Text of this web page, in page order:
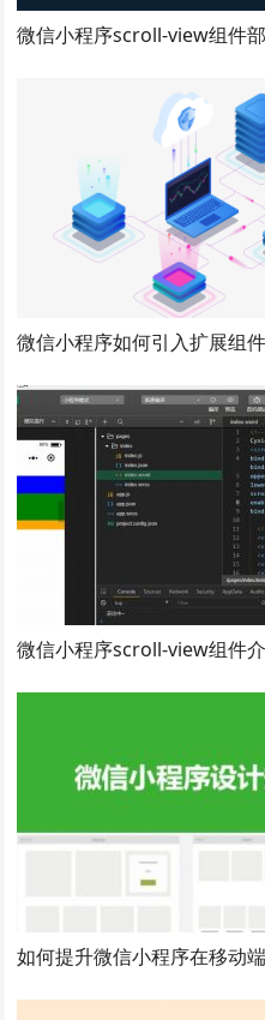
微信小程序scroll-view组件
微信小程序如何引入扩展组
微信小程序scroll-view组件
如何提升微信小程序在移动